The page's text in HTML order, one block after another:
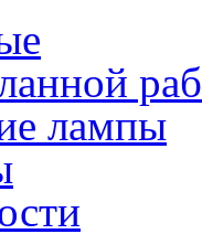
лампы